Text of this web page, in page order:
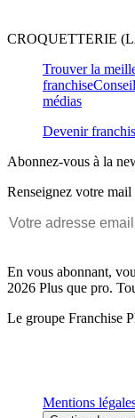
CROQUETTERIE
Trouver la
franchise
médias
Devenir
Abonnez-vous à la
Renseignez votre mail
En vous abonnant,
2026 Plus que pro.
Le groupe Franchise
Mentions